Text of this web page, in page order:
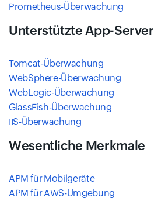
Prometheus-Überwachung
Unterstützte App-Server
Tomcat-Überwachung
WebSphere-Überwachung
WebLogic-Überwachung
GlassFish-Überwachung
IIS-Überwachung
Wesentliche Merkmale
APM für Mobilgeräte
APM für AWS-Umgebung